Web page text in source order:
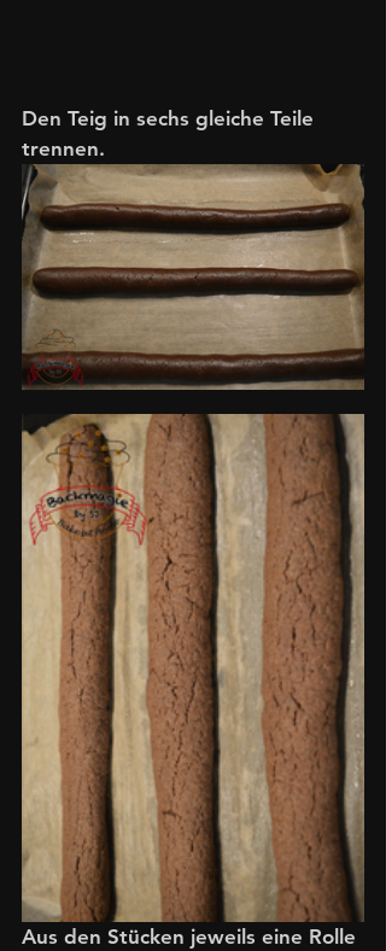
Den Teig in sechs gleiche Teile
trennen.
Aus den Stücken jeweils eine Rolle